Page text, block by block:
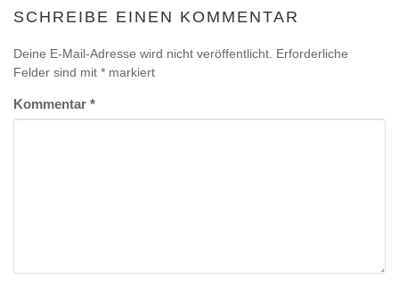
SCHREIBE EINEN KOMMENTAR
Deine E-Mail-Adresse wird nicht veröffentlicht. Erforderliche
Felder sind mit * markiert
Kommentar *